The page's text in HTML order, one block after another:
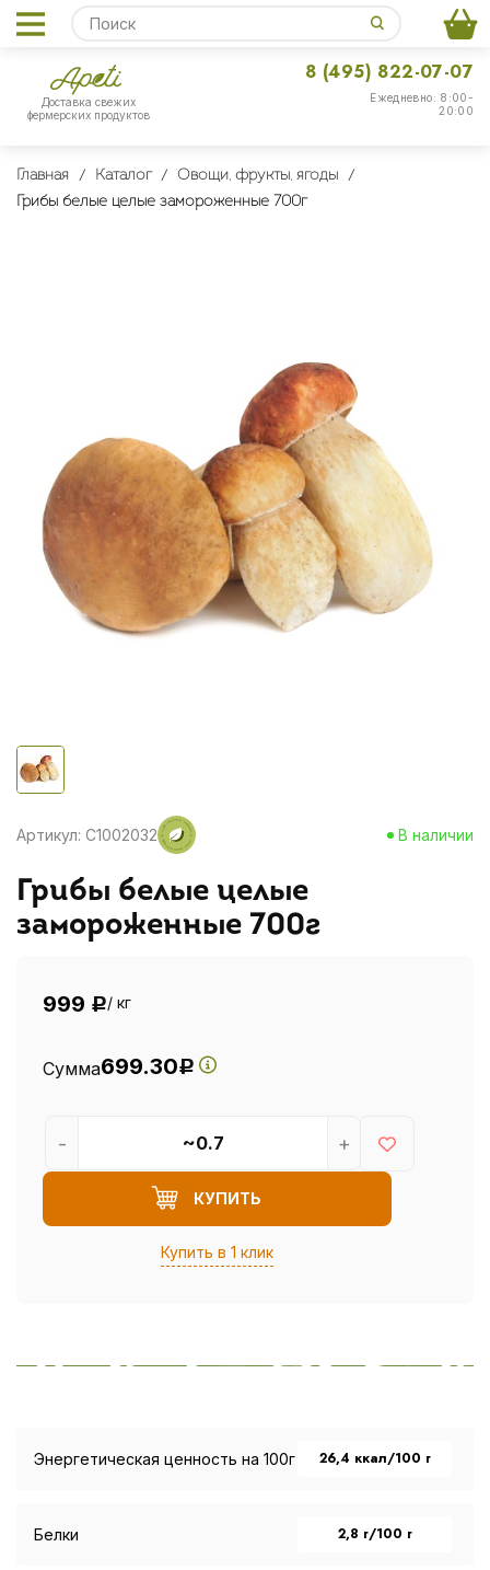
Доставка свежих
фермерских продуктов
Ежедневно: 8:00-
20:00
8 (495) 822-07-07
Главная Каталог
Овощи, фрукты, ягоды
Грибы белые целые замороженные 700г
Артикул: C1002032 В наличии
Грибы белые целые
замороженные 700г
999 Р/ кг
Сумма699.30Р
КУПИТЬ
Купить в 1 клик
- +
Энергетическая ценность на 100г 26,4 ккал/100 г
Белки 2,8 г/100 г